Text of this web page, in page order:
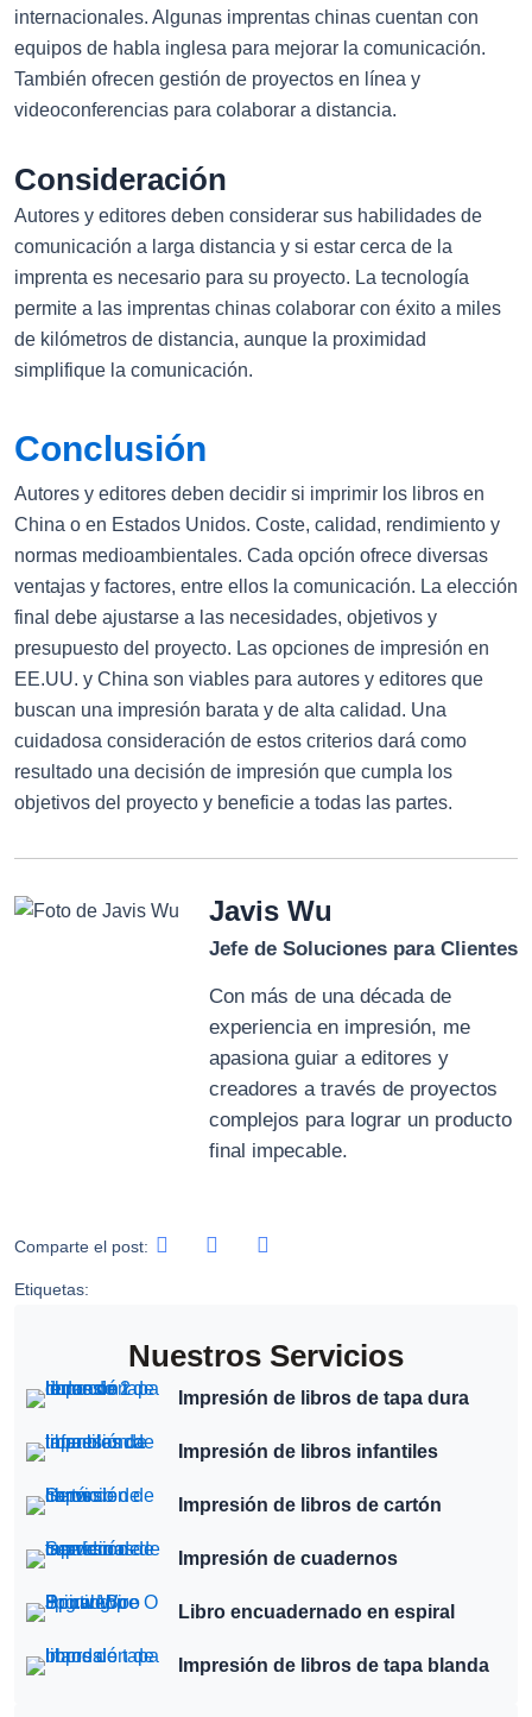
internacionales. Algunas imprentas chinas cuentan con
equipos de habla inglesa para mejorar la comunicación.
También ofrecen gestión de proyectos en línea y
videoconferencias para colaborar a distancia.
Consideración
Autores y editores deben considerar sus habilidades de
comunicación a larga distancia y si estar cerca de la
imprenta es necesario para su proyecto. La tecnología
permite a las imprentas chinas colaborar con éxito a miles
de kilómetros de distancia, aunque la proximidad
simplifique la comunicación.
Conclusión
Autores y editores deben decidir si imprimir los libros en
China o en Estados Unidos. Coste, calidad, rendimiento y
normas medioambientales. Cada opción ofrece diversas
ventajas y factores, entre ellos la comunicación. La elección
final debe ajustarse a las necesidades, objetivos y
presupuesto del proyecto. Las opciones de impresión en
EE.UU. y China son viables para autores y editores que
buscan una impresión barata y de alta calidad. Una
cuidadosa consideración de estos criterios dará como
resultado una decisión de impresión que cumpla los
objetivos del proyecto y beneficie a todas las partes.
Javis Wu
Jefe de Soluciones para Clientes
Con más de una década de
experiencia en impresión, me
apasiona guiar a editores y
creadores a través de proyectos
complejos para lograr un producto
final impecable.
Comparte el post:
Etiquetas:
Nuestros Servicios
Impresión de libros de tapa dura
Impresión de libros infantiles
Impresión de libros de cartón
Impresión de cuadernos
Libro encuadernado en espiral
Impresión de libros de tapa blanda